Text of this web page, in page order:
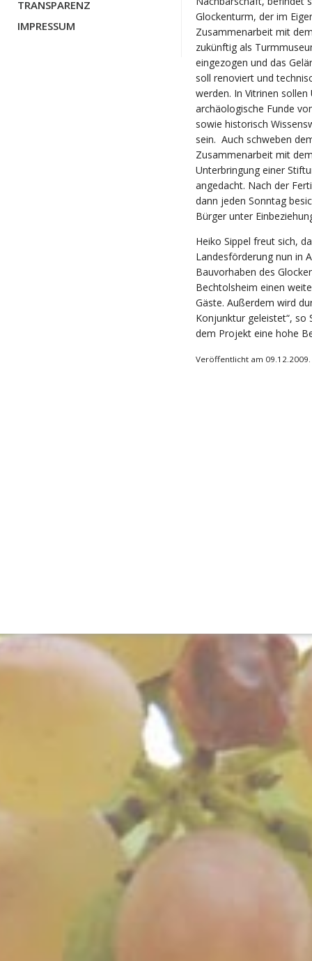
TRANSPARENZ
IMPRESSUM
Glockenturm, der im
Zusammenarbeit mit
zukünftig als
eingezogen und das
soll renoviert und
werden. In Vitrinen
archäologische Funde
sowie historisch
sein. Auch schweben
Zusammenarbeit mit
Unterbringung einer
angedacht. Nach der
dann jeden Sonntag
Bürger unter
Heiko Sippel freut sich,
Landesförderung nun in
Bauvorhaben des
Bechtolsheim einen
Gäste. Außerdem wird
Konjunktur geleistet“, so
dem Projekt eine hohe
Veröffentlicht am 09.12.2009.